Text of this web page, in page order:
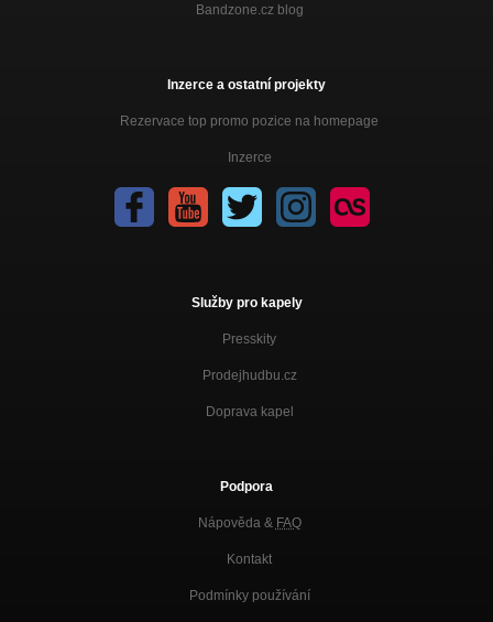
Bandzone.cz blog
Inzerce a ostatní projekty
Rezervace top promo pozice na homepage
Inzerce
Služby pro kapely
Presskity
Prodejhudbu.cz
Doprava kapel
Podpora
Nápověda & FAQ
Kontakt
Podmínky používání